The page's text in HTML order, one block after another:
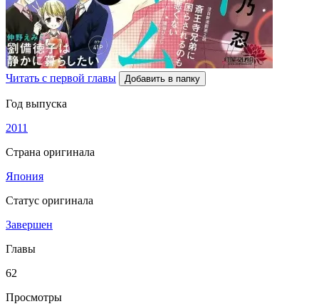
Читать с первой главы Добавить в папку
Год выпуска
2011
Страна оригинала
Япония
Статус оригинала
Завершен
Главы
62
Просмотры